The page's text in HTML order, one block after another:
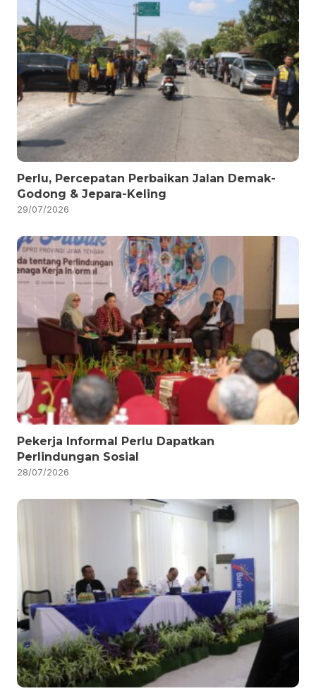
Perlu, Percepatan Perbaikan Jalan Demak-
Godong & Jepara-Keling
29/07/2026
Pekerja Informal Perlu Dapatkan
Perlindungan Sosial
28/07/2026